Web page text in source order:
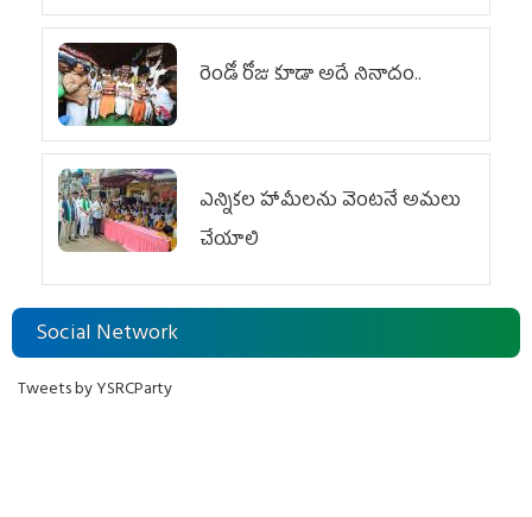
రెండో రోజు కూడా అదే నినాదం..
ఎన్నికల హామీలను వెంటనే అమలు
చేయాలి
Social Network
Tweets by YSRCParty